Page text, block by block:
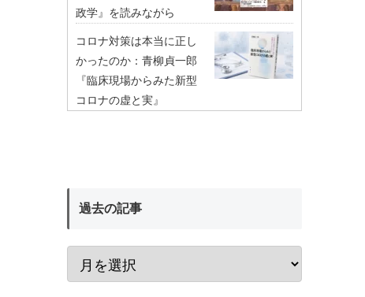
政学』を読みながら
コロナ対策は本当に正し
かったのか：青柳貞一郎
『臨床現場からみた新型
コロナの虚と実』
過去の記事